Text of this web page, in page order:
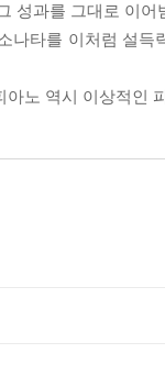
성과를 그대로 이어
나타를 이처럼 설득
아노 역시 이상적인